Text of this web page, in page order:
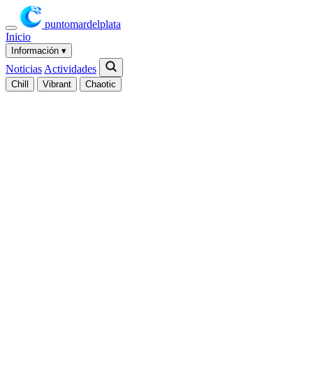
puntomardelplata
Inicio
Información ▾
Noticias Actividades
Chill Vibrant Chaotic